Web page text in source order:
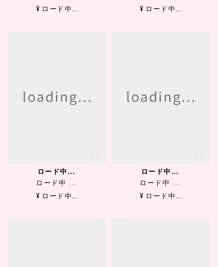
¥ ロード中... ¥ ロード中...
ロード中...
ロード中 ...
¥ ロード中...
ロード中...
ロード中 ...
¥ ロード中...